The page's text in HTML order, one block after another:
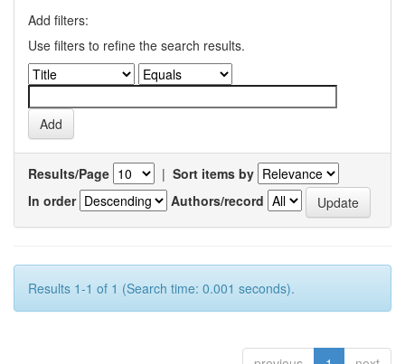
Add filters:
Use filters to refine the search results.
Results/Page | Sort items by
In order
Authors/record
Results 1-1 of 1 (Search time: 0.001 seconds).